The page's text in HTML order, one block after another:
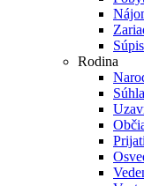
Rodina